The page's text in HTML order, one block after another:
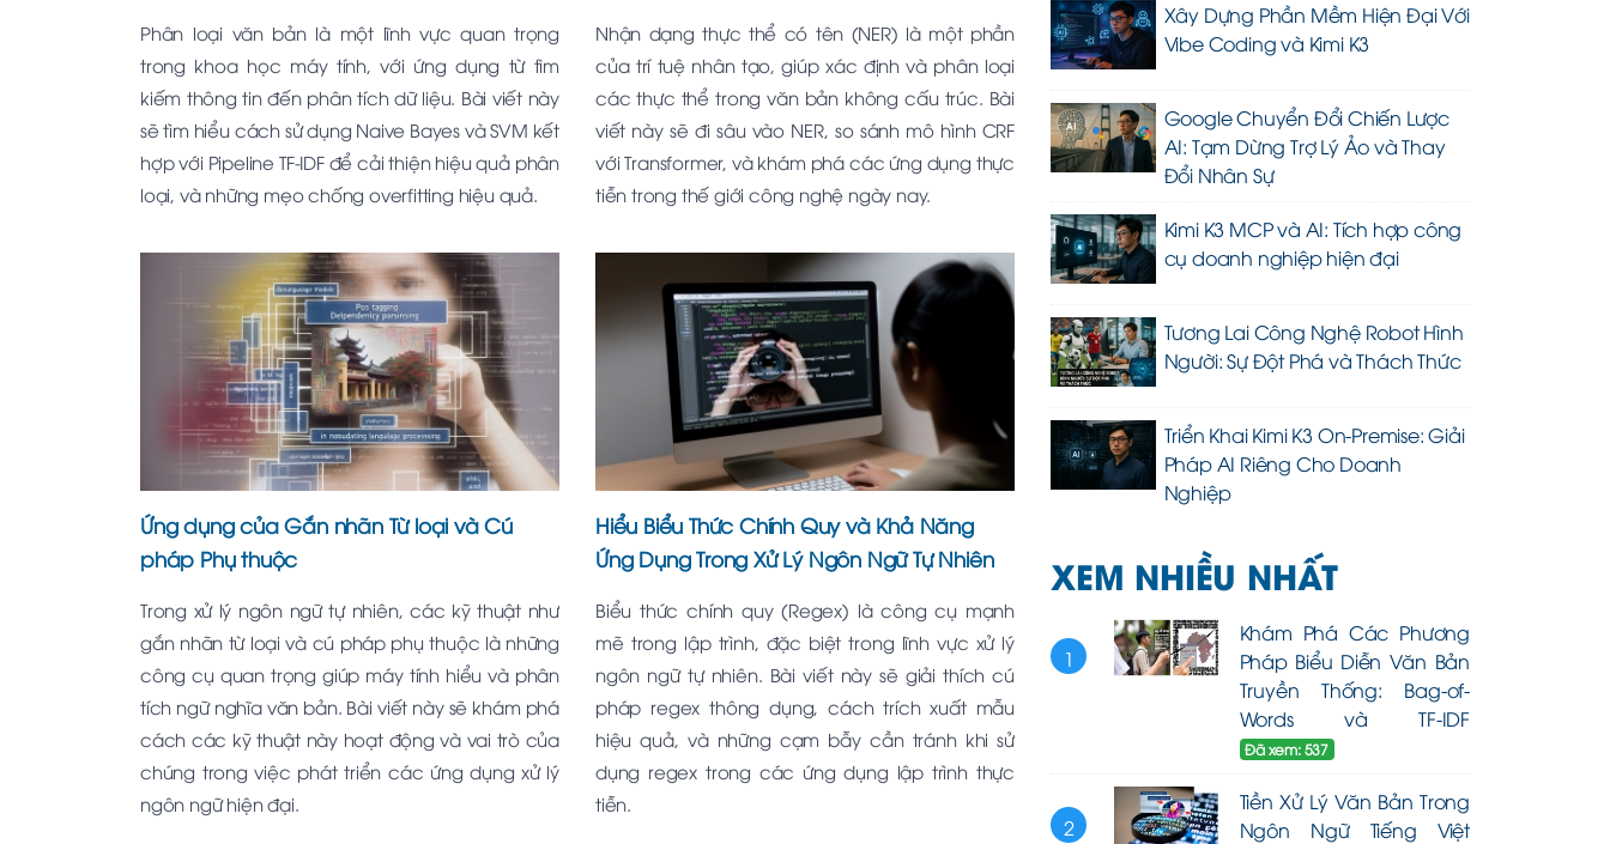
Phân loại văn bản là một lĩnh vực quan trọng
trong khoa học máy tính, với ứng dụng từ tìm
kiếm thông tin đến phân tích dữ liệu. Bài viết này
sẽ tìm hiểu cách sử dụng Naive Bayes và SVM kết
hợp với Pipeline TF-IDF để cải thiện hiệu quả phân
loại, và những mẹo chống overfitting hiệu quả.
Nhận dạng thực thể có tên (NER) là một phần
của trí tuệ nhân tạo, giúp xác định và phân loại
các thực thể trong văn bản không cấu trúc. Bài
viết này sẽ đi sâu vào NER, so sánh mô hình CRF
với Transformer, và khám phá các ứng dụng thực
tiễn trong thế giới công nghệ ngày nay.
Ứng dụng của Gắn nhãn Từ loại và Cú
pháp Phụ thuộc
Trong xử lý ngôn ngữ tự nhiên, các kỹ thuật như
gắn nhãn từ loại và cú pháp phụ thuộc là những
công cụ quan trọng giúp máy tính hiểu và phân
tích ngữ nghĩa văn bản. Bài viết này sẽ khám phá
cách các kỹ thuật này hoạt động và vai trò của
chúng trong việc phát triển các ứng dụng xử lý
ngôn ngữ hiện đại.
Hiểu Biểu Thức Chính Quy và Khả Năng
Ứng Dụng Trong Xử Lý Ngôn Ngữ Tự Nhiên
Biểu thức chính quy (Regex) là công cụ mạnh
mẽ trong lập trình, đặc biệt trong lĩnh vực xử lý
ngôn ngữ tự nhiên. Bài viết này sẽ giải thích cú
pháp regex thông dụng, cách trích xuất mẫu
hiệu quả, và những cạm bẫy cần tránh khi sử
dụng regex trong các ứng dụng lập trình thực
tiễn.
Xây Dựng Phần Mềm Hiện Đại Với
Vibe Coding và Kimi K3
Google Chuyển Đổi Chiến Lược
AI: Tạm Dừng Trợ Lý Ảo và Thay
Đổi Nhân Sự
Kimi K3 MCP và AI: Tích hợp công
cụ doanh nghiệp hiện đại
Tương Lai Công Nghệ Robot Hình
Người: Sự Đột Phá và Thách Thức
Triển Khai Kimi K3 On-Premise: Giải
Pháp AI Riêng Cho Doanh
Nghiệp
XEM NHIỀU NHẤT
1
Khám Phá Các Phương
Pháp Biểu Diễn Văn Bản
Truyền Thống: Bag-of-
Words và TF-IDF
Đã xem: 537
2
Tiền Xử Lý Văn Bản Trong
Ngôn Ngữ Tiếng Việt